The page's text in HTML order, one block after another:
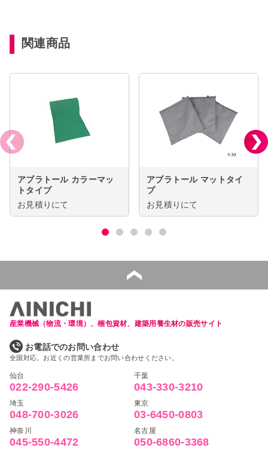
関連商品
アブラトール カラーマッ
トタイプ
お見積りにて
アブラトール マットタイ
プ
お見積りにて
産業機械（物流・環境）、梱包資材、建築用養生材の販売サイト
お電話でのお問い合わせ
全国対応。お近くの営業所までお問い合わせください。
仙台
022-290-5426
千葉
043-330-3210
埼玉
048-700-3026
東京
03-6450-0803
神奈川
045-550-4472
名古屋
050-6860-3368